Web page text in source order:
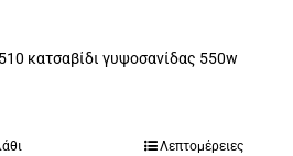
κατσαβίδι γυψοσανίδας 550w
Λεπτομέρειες